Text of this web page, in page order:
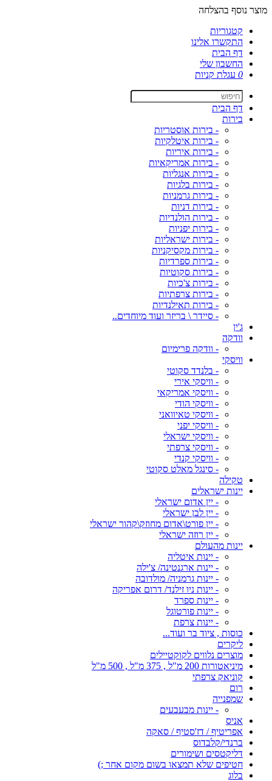
מוצר נוסף בהצלחה
קטגוריות
התקשרו אלינו
דף הבית
החשבון שלי
0 עגלת קניות
דף הבית
בירות
- בירות אוסטריות
- בירות איטלקיות
- בירות איריות
- בירות אמריקאיות
- בירות אנגליות
- בירות בלגיות
- בירות גרמניות
- בירות דניות
- בירות הולנדיות
- בירות יפניות
- בירות ישראליות
- בירות מקסיקניות
- בירות ספרדיות
- בירות סקוטיות
- בירות צ'כיות
- בירות צרפתיות
- בירות תאילנדיות
- סיידר \ בריזר ועוד מיוחדים..
ג'ין
וודקה
- וודקה פרימיום
וויסקי
- בלנדד סקוטי
- וויסקי אירי
- וויסקי אמריקאי
- וויסקי הודי
- וויסקי טאיוואני
- וויסקי יפני
- וויסקי ישראלי
- וויסקי צרפתי
- וויסקי קנדי
- סינגל מאלט סקוטי
טקילה
יינות ישראלים
- יין אדום ישראלי
- יין לבן ישראלי
- יין פורט\אדום מחוזק\קהור ישראלי
- יין רוזה ישראלי
יינות מהעולם
- יינות איטליה
- יינות ארגנטינה/ צ'ילה
- יינות גרמניה/ מולדובה
- יינות ניו זילנד/ דרום אפריקה
- יינות ספרד
- יינות פורטוגל
- יינות צרפת
כוסות , ציוד בר ועוד...
ליקרים
מוצרים נלווים לקוקטיילים
מיניאטורות 200 מ"ל , 375 מ"ל , 500 מ"ל
קוניאק צרפתי
רום
שמפנייה
- יינות מבעבעים
אניס
אפריטיף / דז'סטיף / סאקה
ברנדי/קלבדוס
דליקטסים ושימורים
חטיפים שלא תמצאו בשום מקום אחר ;)
בלוג